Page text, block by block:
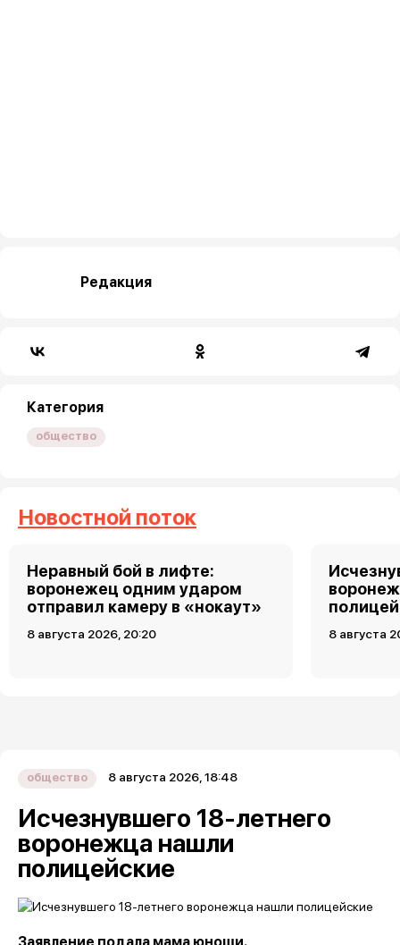
Редакция
Категория
общество
Новостной поток
Неравный бой в лифте:
воронежец одним ударом
отправил камеру в «нокаут»
8 августа 2026, 20:20 8 августа
общество 8 августа 2026, 18:48
Исчезнувшего 18-летнего
воронежца нашли
полицейские
Заявление подала мама юноши.